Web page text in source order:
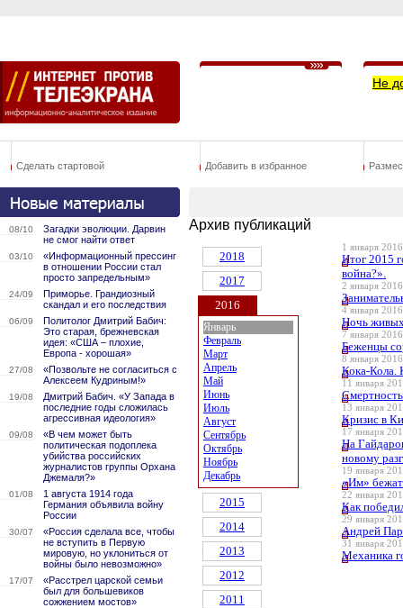
Не
Сделать стартовой Добавить в избранное
08/10
Загадки эволюции. Дарвин
не смог найти ответ
03/10
«Информационный прессинг
в отношении России стал
просто запредельным»
24/09
Приморье. Грандиозный
скандал и его последствия
06/09
Политолог Дмитрий Бабич:
Это старая, брежневская
идея: «США – плохие,
Европа - хорошая»
27/08
«Позвольте не согласиться с
Алексеем Кудриным!»
19/08
Дмитрий Бабич. «У Запада в
последние годы сложилась
агрессивная идеология»
09/08
«В чем может быть
политическая подоплека
убийства российских
журналистов группы Орхана
Джемаля?»
01/08
1 августа 1914 года
Германия объявила войну
России
30/07
«Россия сделала все, чтобы
не вступить в Первую
мировую, но уклониться от
войны было невозможно»
17/07
«Расстрел царской семьи
был для большевиков
сожжением мостов»
Архив публикаций
2018
2017
2016
Январь
Февраль
Март
Апрель
Май
Июнь
Июль
Август
Сентябрь
Октябрь
Ноябрь
Декабрь
2015
2014
2013
2012
2011
1 января
Итог 2015
война?».
2 января
4 января
Ночь живых
7 января
Беженцы
8 января
Кока-Кола.
11 января
13 января
Кризис в
17 января
На
новому
19 января
«Им»
22 января
Как
29 января
Андрей
31 января
Механика